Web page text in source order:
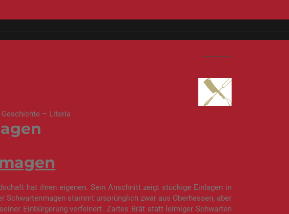
– Literia
hat ihren eigenen. Sein Anschnitt zeigt stückige Einlagen in
stammt ursprünglich zwar aus Oberhessen, aber
Einbürgerung verfeinert. Zartes Brät statt leimiger Schwarten